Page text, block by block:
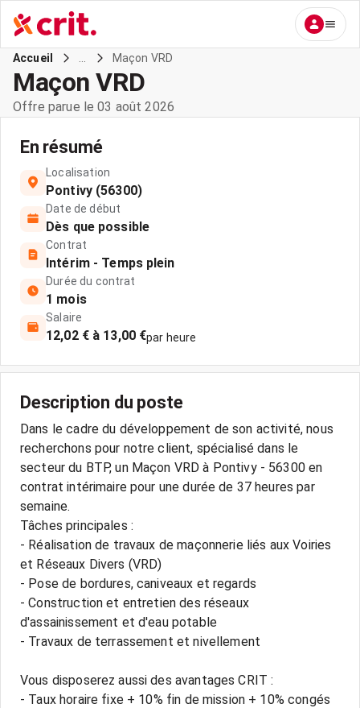
Accueil Maçon VRD
Maçon VRD
Offre parue le 03 août 2026
En résumé
Localisation
Pontivy (56300)
Date de début
Dès que possible
Contrat
Intérim - Temps plein
Durée du contrat
1 mois
Salaire
12,02 € à 13,00 €par heure
Description du poste
Dans le cadre du développement de son activité, nous
recherchons pour notre client, spécialisé dans le
secteur du BTP, un Maçon VRD à Pontivy - 56300 en
contrat intérimaire pour une durée de 37 heures par
semaine.
Tâches principales :
- Réalisation de travaux de maçonnerie liés aux Voiries
et Réseaux Divers (VRD)
- Pose de bordures, caniveaux et regards
- Construction et entretien des réseaux
d'assainissement et d'eau potable
- Travaux de terrassement et nivellement
Vous disposerez aussi des avantages CRIT :
- Taux horaire fixe + 10% fin de mission + 10% congés